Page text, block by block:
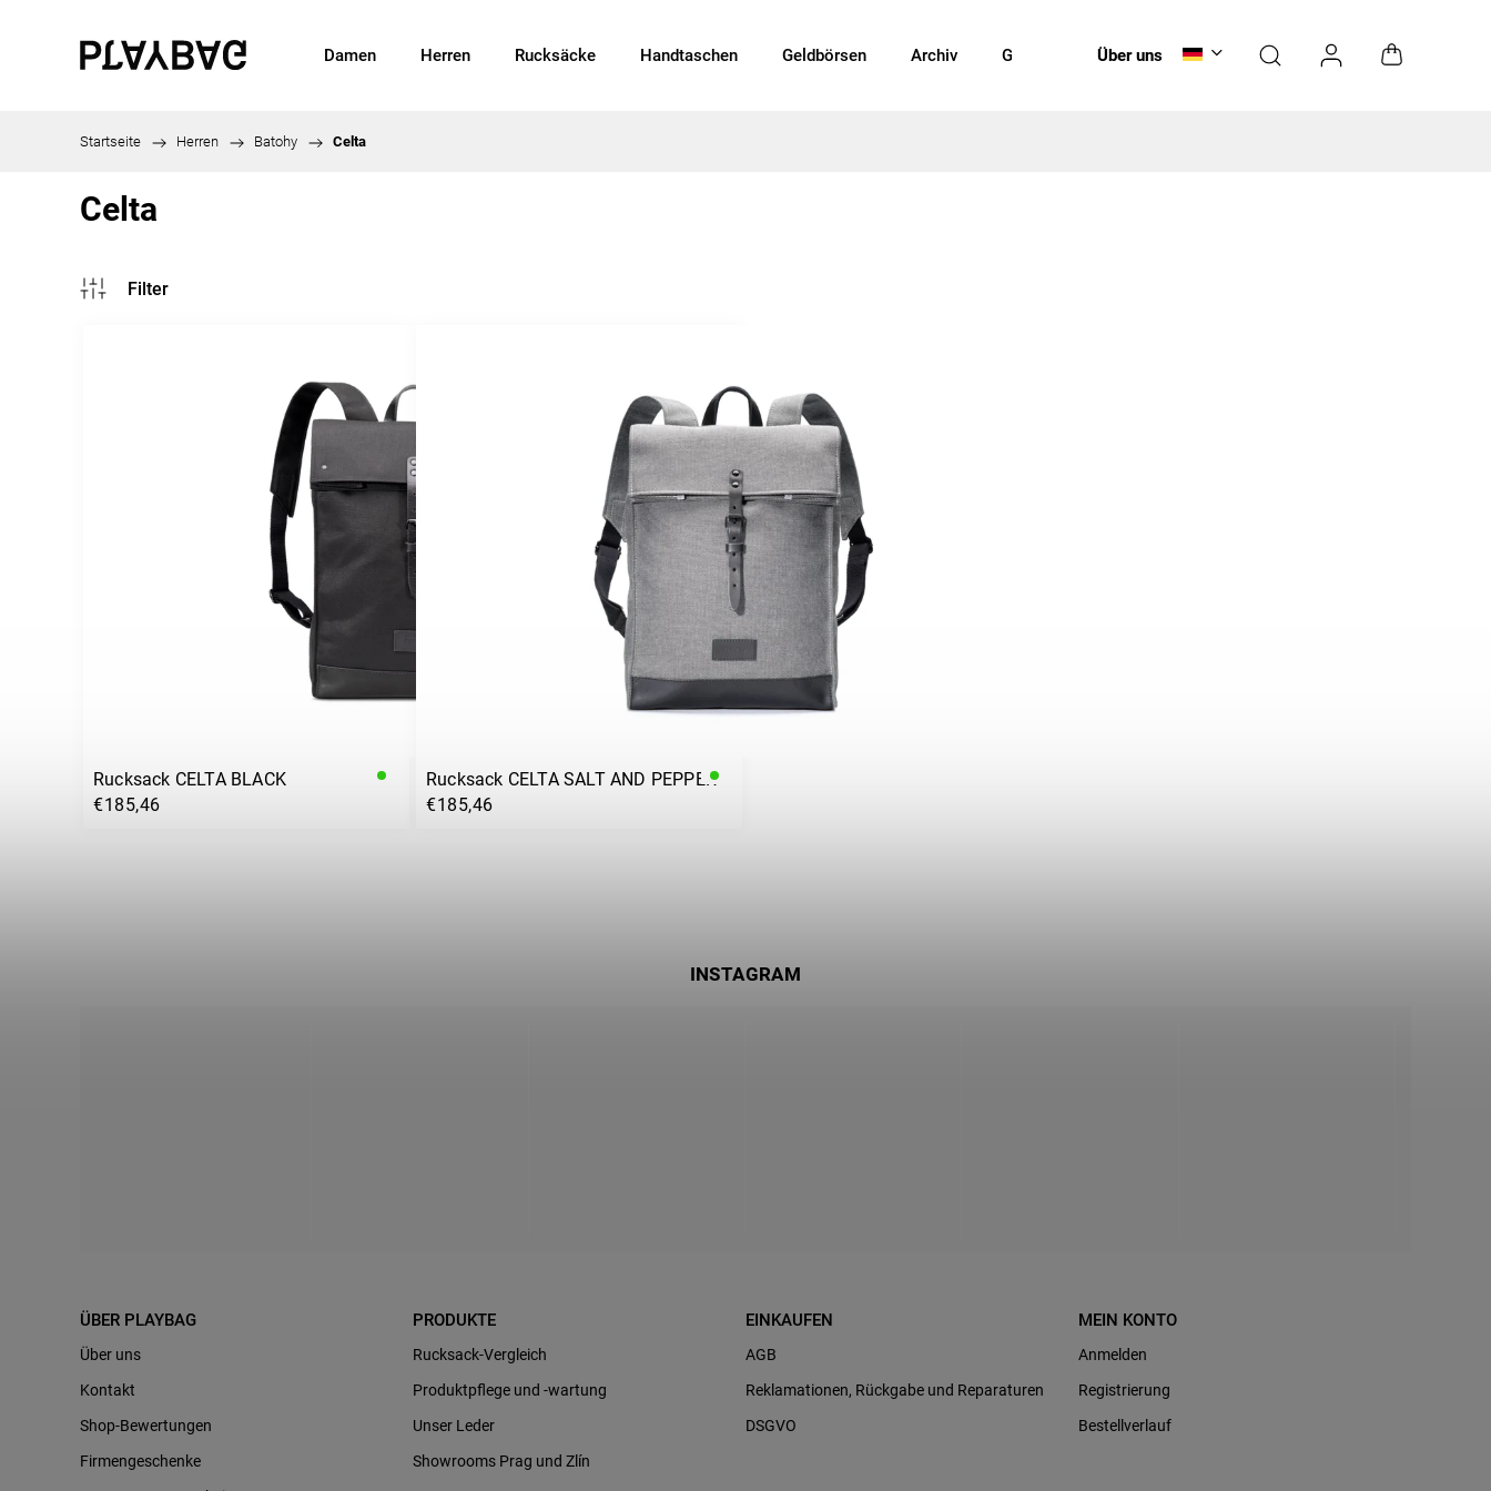
Über uns
Damen Herren Rucksäcke Handtaschen Geldbörsen Archiv Gutscheine Pflege NEUHEITEN
Startseite / Herren / Batohy / Celta
Celta
Rucksack CELTA BLACK
€185,46
Rucksack CELTA SALT AND PEPPER
€185,46
INSTAGRAM
ÜBER PLAYBAG
Über uns
Kontakt
Shop-Bewertungen
Firmengeschenke
PRODUKTE
Rucksack-Vergleich
Produktpflege und -wartung
Unser Leder
Showrooms Prag und Zlín
EINKAUFEN
AGB
Reklamationen, Rückgabe und Reparaturen
DSGVO
MEIN KONTO
Anmelden
Registrierung
Bestellverlauf